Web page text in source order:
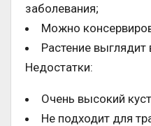
заболевания;
Можно
Растение
Недостатки:
Очень высокий
Не подходит для